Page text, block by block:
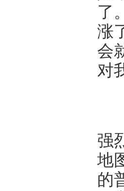
了
涨
会
对
强
地
的